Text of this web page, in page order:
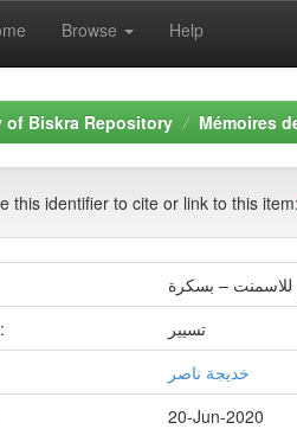
Browse Help
of Biskra Repository Mémoires
this identifier to cite or link to this item:
تسيير
خديجة ناصر
20-Jun-2020